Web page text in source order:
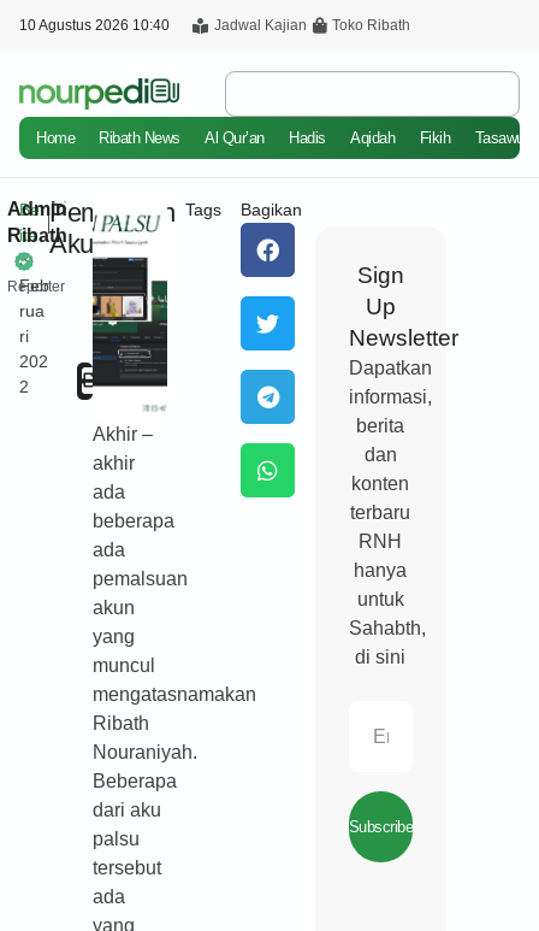
10 Agustus 2026 10:40 Jadwal Kajian Toko Ribath
Home Ribath News Al Qur’an Hadis Aqidah Fikih Tasawuf
Ber
ita
3
Feb
rua
ri
202
2
Pemalsuan
Akun
Admin
Ribath
Reporter
Cetak
Akhir –
akhir
ada
beberapa
ada
pemalsuan
akun
yang
muncul
mengatasnamakan
Ribath
Nouraniyah.
Beberapa
dari aku
palsu
tersebut
ada
yang
Tags Bagikan
Sign
Up
Newsletter
Dapatkan
informasi,
berita
dan
konten
terbaru
RNH
hanya
untuk
Sahabth,
di sini
Subscribe